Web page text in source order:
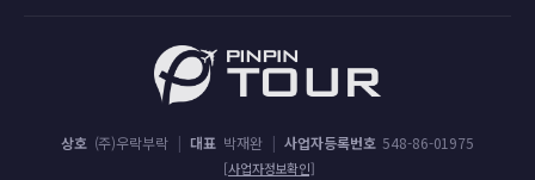
상호 (주)우락부락 | 대표 박재완 | 사업자등록번호 548-86-01975
[사업자정보확인]